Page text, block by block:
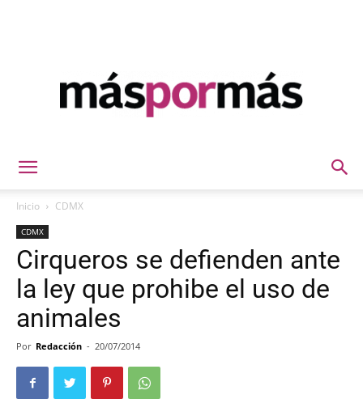
Inicio CDMX
CDMX
Cirqueros se defienden ante
la ley que prohibe el uso de
animales
Por Redacción - 20/07/2014